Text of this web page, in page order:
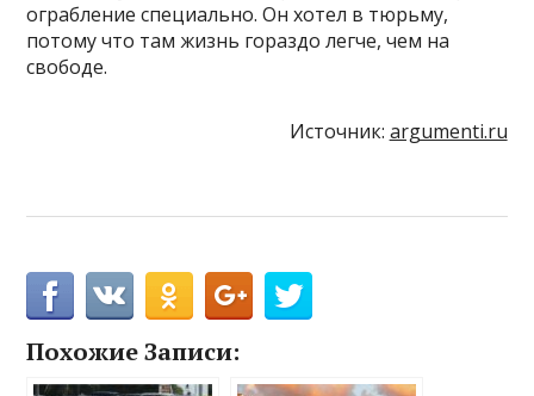
ограбление специально. Он хотел в тюрьму,
потому что там жизнь гораздо легче, чем на
свободе.
Источник: argumenti.ru
Похожие Записи: